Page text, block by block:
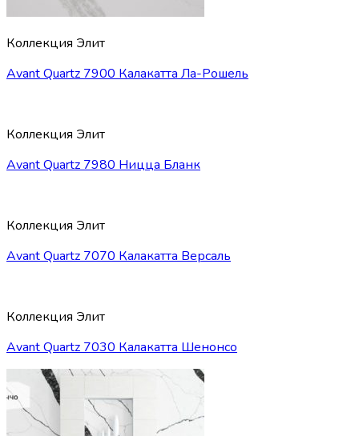
Коллекция Элит
Avant Quartz 7900 Калакатта Ла-Рошель
Коллекция Элит
Avant Quartz 7980 Ницца Бланк
Коллекция Элит
Avant Quartz 7070 Калакатта Версаль
Коллекция Элит
Avant Quartz 7030 Калакатта Шенонсо